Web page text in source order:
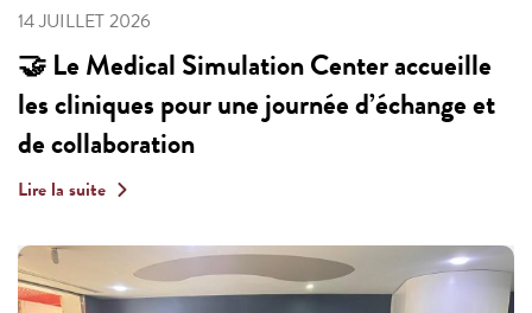
14 JUILLET 2026
🤝 Le Medical Simulation Center accueille
les cliniques pour une journée d’échange et
de collaboration
Lire la suite